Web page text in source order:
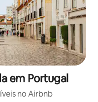
em Portugal
no Airbnb